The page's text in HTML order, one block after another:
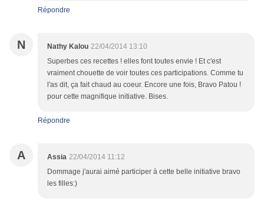
Répondre
N Nathy Kalou 22/04/2014 13:10
Superbes ces recettes ! elles font toutes envie ! Et c'est
vraiment chouette de voir toutes ces participations. Comme tu
l'as dit, ça fait chaud au coeur. Encore une fois, Bravo Patou !
pour cette magnifique initiative. Bises.
Répondre
A Assia 22/04/2014 11:12
Dommage j'aurai aimé participer à cette belle initiative bravo
les filles:)